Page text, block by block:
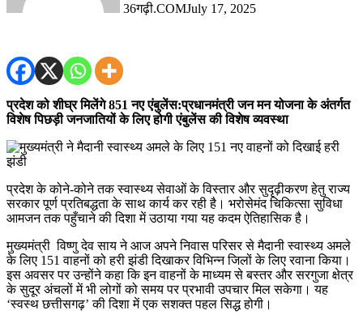
36गढ़ी.COMJuly 17, 2025
प्रदेश को शीघ्र मिलेंगे 851 नए एंबुलेंस:प्रधानमंत्री जन मन योजना के अंतर्गत
विशेष पिछड़ी जनजातियों के लिए होगी एंबुलेंस की विशेष व्यवस्था
प्रदेश के कोने-कोने तक स्वास्थ्य सेवाओं के विस्तार और सुदृढ़ीकरण हेतु राज्य
सरकार पूर्ण प्रतिबद्धता के साथ कार्य कर रही है। भरोसेमंद चिकित्सा सुविधा
आमजन तक पहुँचाने की दिशा में उठाया गया यह कदम ऐतिहासिक है।
मुख्यमंत्री विष्णु देव साय ने आज अपने निवास परिसर से मैदानी स्वास्थ्य अमले
के लिए 151 वाहनों को हरी झंडी दिखाकर विभिन्न जिलों के लिए रवाना किया।
इस अवसर पर उन्होंने कहा कि इन वाहनों के माध्यम से बस्तर और सरगुजा क्षेत्र
के सुदूर अंचलों में भी लोगों को समय पर प्रभावी उपचार मिल सकेगा। यह
‘स्वस्थ छत्तीसगढ़’ की दिशा में एक सशक्त पहल सिद्ध होगी।